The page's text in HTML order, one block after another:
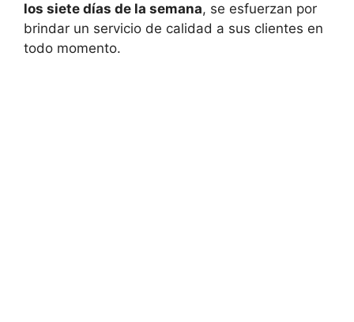
los siete días de la semana, se esfuerzan por
brindar un servicio de calidad a sus clientes en
todo momento.